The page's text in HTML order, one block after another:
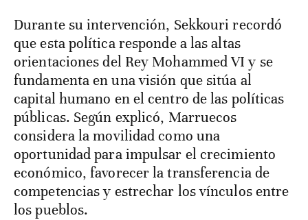
Durante su intervención, Sekkouri recordó
que esta política responde a las altas
orientaciones del Rey Mohammed VI y se
fundamenta en una visión que sitúa al
capital humano en el centro de las políticas
públicas. Según explicó, Marruecos
considera la movilidad como una
oportunidad para impulsar el crecimiento
económico, favorecer la transferencia de
competencias y estrechar los vínculos entre
los pueblos.